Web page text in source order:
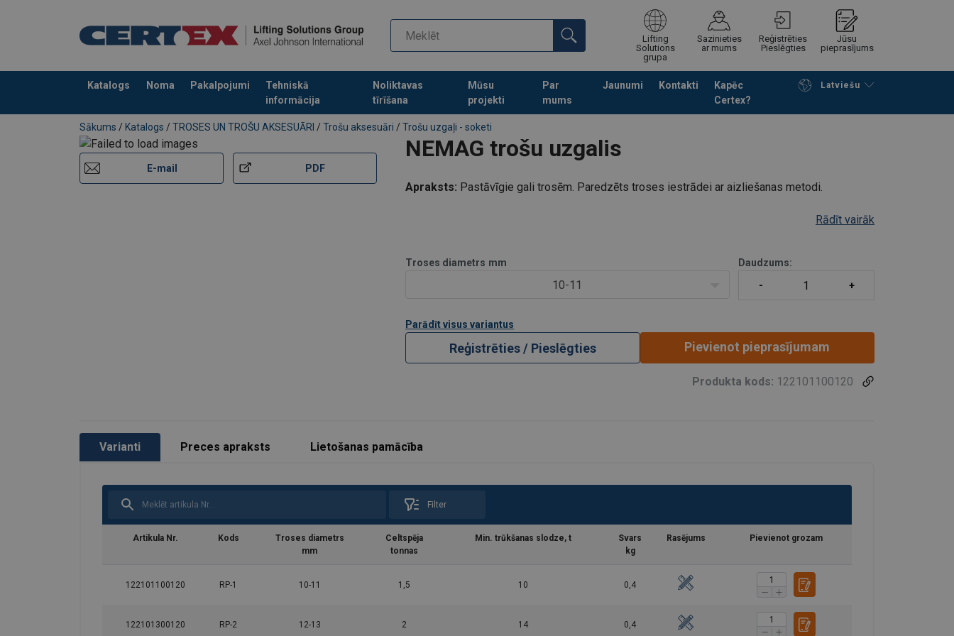
Lifting
Solutions
grupa
Sazinieties
ar mums
Reģistrēties
Pieslēgties
Jūsu
pieprasījums
Katalogs Noma Pakalpojumi
Tehniskā
informācija
Noliktavas
tīrīšana
Mūsu
projekti
Par
mums
Jaunumi Kontakti
Kapēc
Certex?
Latviešu
Pievienots jūsu pasūtījumam Turpināt meklēt preces Noformēt piedāvājuma pieprasījumu
Sākums / Katalogs / TROSES UN TROŠU AKSESUĀRI / Trošu aksesuāri / Trošu uzgaļi - soketi
NEMAG trošu uzgalis
E-mail PDF
Apraksts: Pastāvīgie gali trosēm. Paredzēts troses iestrādei ar aizliešanas metodi.
Svarīgi:Izmantot drošības koeficientu 5.
Rādīt vairāk
Troses diametrs mm
10-11
Daudzums:
Parādīt visus variantus
Reģistrēties / Pieslēgties Pievienot pieprasījumam
Produkta kods: 122101100120
Varianti Preces apraksts Lietošanas pamācība
Filter
Artikula Nr. Kods
Troses diametrs
mm
Celtspēja
tonnas
Min. trūkšanas slodze, t
Svars
kg
Rasējums Pievienot grozam
122101100120 RP-1 10-11 1,5 10 0,4
122101300120 RP-2 12-13 2 14 0,4